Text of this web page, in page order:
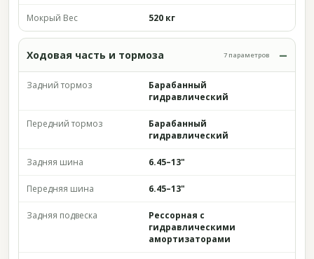
Мокрый Вес 520 кг
Ходовая часть и тормоза 7 параметров
Задний тормоз
Барабанный
гидравлический
Передний тормоз
Барабанный
гидравлический
Задняя шина 6.45–13"
Передняя шина 6.45–13"
Задняя подвеска
Рессорная с
гидравлическими
амортизаторами